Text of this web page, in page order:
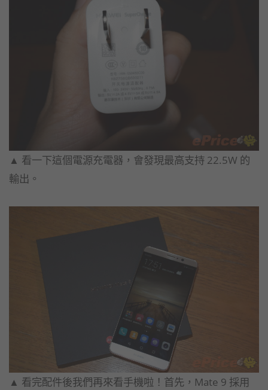
▲ 看一下這個電源充電器，會發現最高支持 22.5W 的
輸出。
▲ 看完配件後我們再來看手機啦！首先，Mate 9 採用